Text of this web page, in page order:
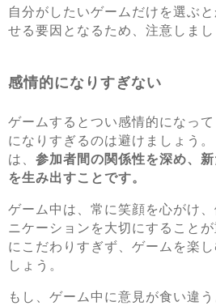
自分がしたいゲームだけを選ぶ
せる要因となるため、注意しまし
感情的になりすぎない
ゲームするとつい感情的になっ
になりすぎるのは避けましょう
は、 参加者間の関係性を深め、
を生み出すことです。
ゲーム中は、常に笑顔を心がけ
ニケーションを大切にすること
にこだわりすぎず、ゲームを楽
しょう。
もし、ゲーム中に意見が食い違